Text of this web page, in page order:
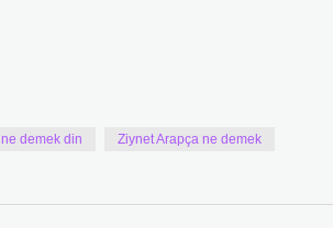
demek din Ziynet Arapça ne demek